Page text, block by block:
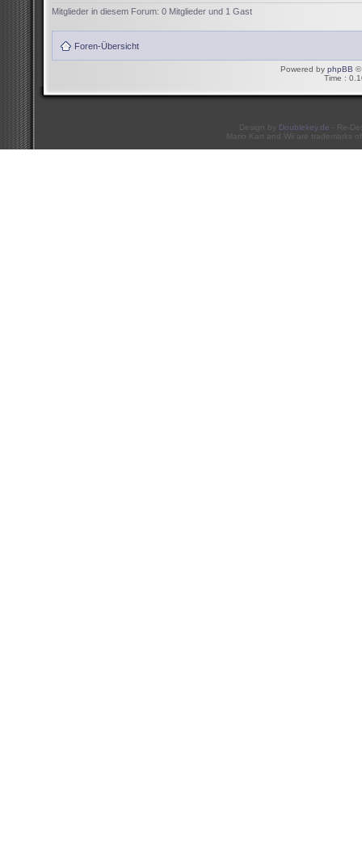
Mitglieder in diesem Forum: 0 Mitglieder und 1 Gast
Foren-Übersicht
Powered by phpBB ©
Time :
Design by Doublekey.de - Re-
Mario Kart and Wii are trademarks